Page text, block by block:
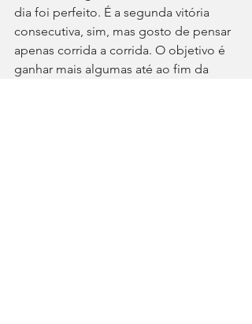
dia foi perfeito. É a segunda vitória
consecutiva, sim, mas gosto de pensar
apenas corrida a corrida. O objetivo é
ganhar mais algumas até ao fim da